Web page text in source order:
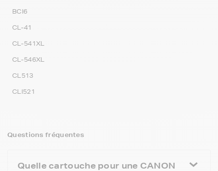
BCI6
CL-41
CL-541XL
CL-546XL
CL513
CLI521
Questions fréquentes
Quelle cartouche pour une CANON